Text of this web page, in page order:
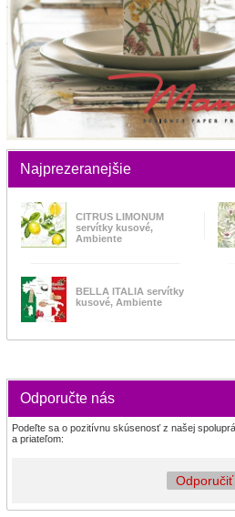
Najprezeranejšie
CITRUS LIMONUM
servítky kusové,
Ambiente
BELLA ITALIA servítky
kusové, Ambiente
Odporučte nás
Podeľte sa o pozitívnu skúsenosť z našej
a priateľom:
Odporučiť